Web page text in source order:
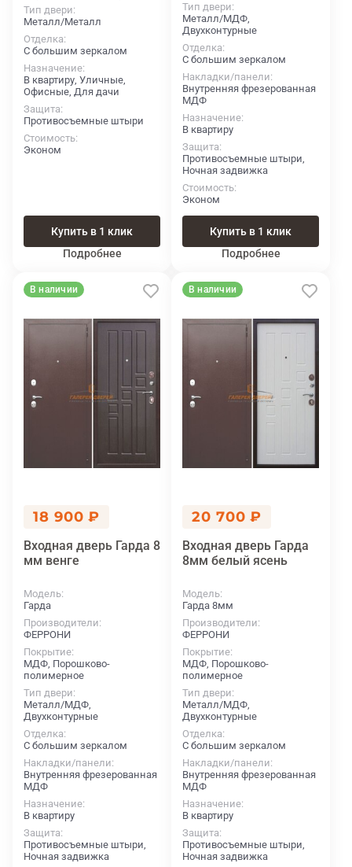
Тип двери
Металл/Металл
Отделка
С большим зеркалом
Назначение
В квартиру, Уличные,
Офисные, Для дачи
Защита
Противосъемные штыри
Стоимость
Эконом
Купить в 1 клик
Подробнее
Тип двери
Металл/МДФ,
Двухконтурные
Отделка
С большим зеркалом
Накладки/панели
Внутренняя фрезерованная
МДФ
Назначение
В квартиру
Защита
Противосъемные штыри,
Ночная задвижка
Стоимость
Эконом
Купить в 1 клик
Подробнее
В наличии
18 900 ₽
Входная дверь Гарда 8
мм венге
Модель
Гарда
Производители
ФЕРРОНИ
Покрытие
МДФ, Порошково-
полимерное
Тип двери
Металл/МДФ,
Двухконтурные
Отделка
С большим зеркалом
Накладки/панели
Внутренняя фрезерованная
МДФ
Назначение
В квартиру
Защита
Противосъемные штыри,
Ночная задвижка
В наличии
20 700 ₽
Входная дверь Гарда
8мм белый ясень
Модель
Гарда 8мм
Производители
ФЕРРОНИ
Покрытие
МДФ, Порошково-
полимерное
Тип двери
Металл/МДФ,
Двухконтурные
Отделка
С большим зеркалом
Накладки/панели
Внутренняя фрезерованная
МДФ
Назначение
В квартиру
Защита
Противосъемные штыри,
Ночная задвижка